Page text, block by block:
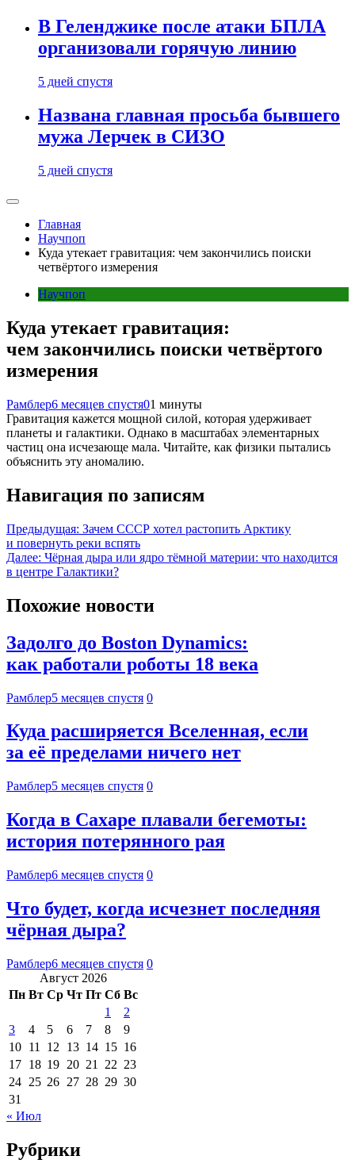
В Геленджике после атаки БПЛА
организовали горячую линию
5 дней спустя
Названа главная просьба бывшего
мужа Лерчек в СИЗО
5 дней спустя
Главная
Научпоп
Куда утекает гравитация: чем закончились поиски
четвёртого измерения
Научпоп
Куда утекает гравитация:
чем закончились поиски четвёртого
измерения
Рамблер6 месяцев спустя01 минуты
Гравитация кажется мощной силой, которая удерживает
планеты и галактики. Однако в масштабах элементарных
частиц она исчезающе мала. Читайте, как физики пытались
объяснить эту аномалию.
Навигация по записям
Предыдущая: Зачем СССР хотел растопить Арктику
и повернуть реки вспять
Далее: Чёрная дыра или ядро тёмной материи: что находится
в центре Галактики?
Похожие новости
Задолго до Boston Dynamics:
как работали роботы 18 века
Рамблер5 месяцев спустя 0
Куда расширяется Вселенная, если
за её пределами ничего нет
Рамблер5 месяцев спустя 0
Когда в Сахаре плавали бегемоты:
история потерянного рая
Рамблер6 месяцев спустя 0
Что будет, когда исчезнет последняя
чёрная дыра?
Рамблер6 месяцев спустя 0
Август 2026
Пн Вт Ср Чт Пт Сб Вс
1
2
3
4 5 6 7 8
9
10 11 12 13 14 15 16
17 18 19 20 21 22 23
24 25 26 27 28 29 30
31
« Июл
Рубрики